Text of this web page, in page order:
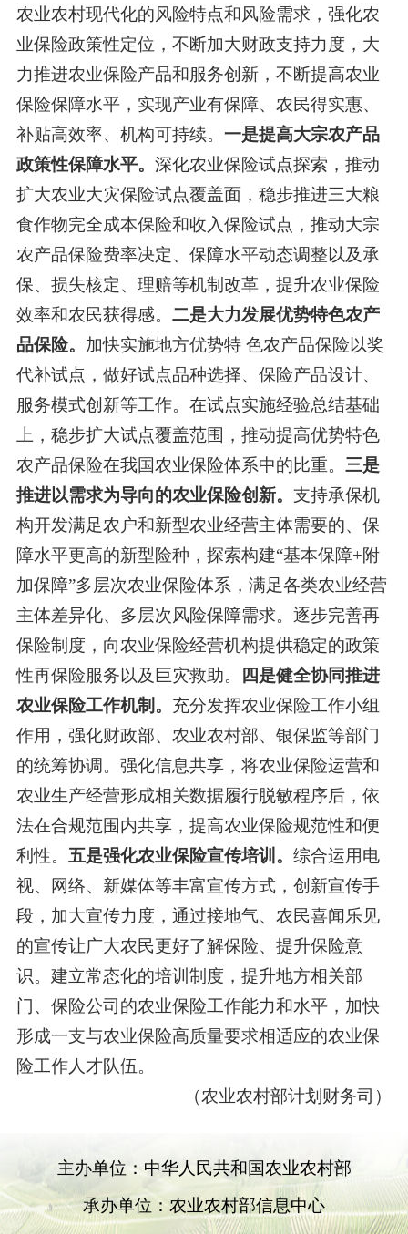
农业农村现代化的风险特点和风险需求，强化农
业保险政策性定位，不断加大财政支持力度，大
力推进农业保险产品和服务创新，不断提高农业
保险保障水平，实现产业有保障、农民得实惠、
补贴高效率、机构可持续。 一是提高大宗农产品
政策性保障水平。 深化农业保险试点探索，推动
扩大农业大灾保险试点覆盖面，稳步推进三大粮
食作物完全成本保险和收入保险试点，推动大宗
农产品保险费率决定、保障水平动态调整以及承
保、损失核定、理赔等机制改革，提升农业保险
效率和农民获得感。 二是大力发展优势特色农产
品保险。 加快实施地方优势特 色农产品保险以奖
代补试点，做好试点品种选择、保险产品设计、
服务模式创新等工作。在试点实施经验总结基础
上，稳步扩大试点覆盖范围，推动提高优势特色
农产品保险在我国农业保险体系中的比重。 三是
推进以需求为导向的农业保险创新。 支持承保机
构开发满足农户和新型农业经营主体需要的、保
障水平更高的新型险种，探索构建“基本保障+附
加保障”多层次农业保险体系，满足各类农业经营
主体差异化、多层次风险保障需求。逐步完善再
保险制度，向农业保险经营机构提供稳定的政策
性再保险服务以及巨灾救助。
四是健全协同推进
农业保险工作机制。 充分发挥农业保险工作小组
作用，强化财政部、农业农村部、银保监等部门
的统筹协调。强化信息共享，将农业保险运营和
农业生产经营形成相关数据履行脱敏程序后，依
法在合规范围内共享，提高农业保险规范性和便
利性。 五是强化农业保险宣传培训。 综合运用电
视、网络、新媒体等丰富宣传方式，创新宣传手
段，加大宣传力度，通过接地气、农民喜闻乐见
的宣传让广大农民更好了解保险、提升保险意
识。建立常态化的培训制度，提升地方相关部
门、保险公司的农业保险工作能力和水平，加快
形成一支与农业保险高质量要求相适应的农业保
险工作人才队伍。
（农业农村部计划财务司）
主办单位：中华人民共和国农业农村部
承办单位：农业农村部信息中心